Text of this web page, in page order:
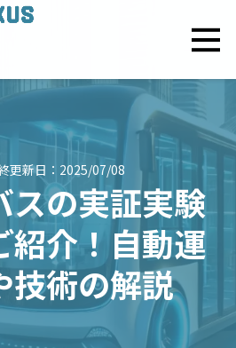
更新日： 2025/07/08
スの実証実験
紹介！自動運
技術の解説